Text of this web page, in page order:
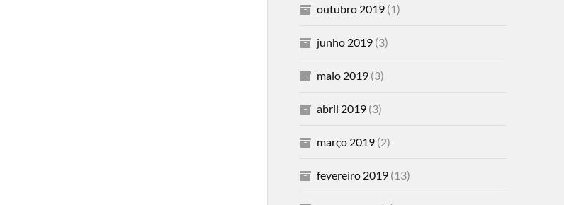
outubro 2019(1)
junho 2019(3)
maio 2019(3)
abril 2019(3)
março 2019(2)
fevereiro 2019(13)